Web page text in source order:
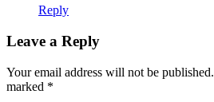
Reply
Leave a Reply
Your email address will not be published.
marked *